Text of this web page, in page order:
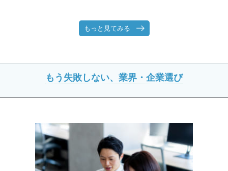
もっと見てみる
もう失敗しない、業界・企業選び